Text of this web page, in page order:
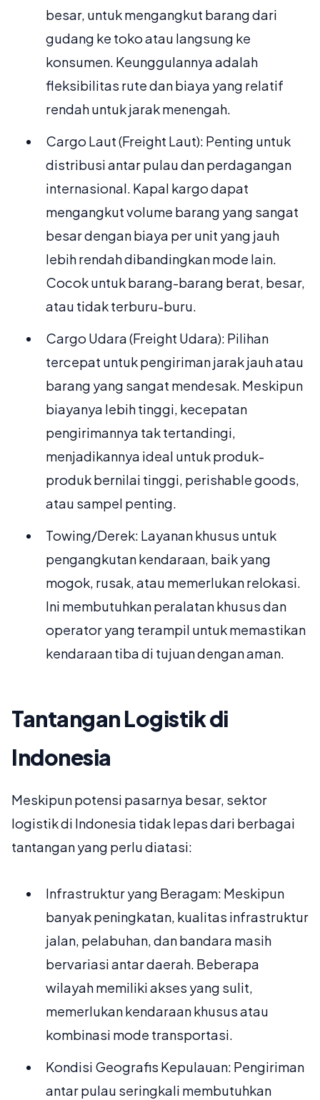
besar, untuk mengangkut barang dari
gudang ke toko atau langsung ke
konsumen. Keunggulannya adalah
fleksibilitas rute dan biaya yang relatif
rendah untuk jarak menengah.
Cargo Laut (Freight Laut): Penting untuk
distribusi antar pulau dan perdagangan
internasional. Kapal kargo dapat
mengangkut volume barang yang sangat
besar dengan biaya per unit yang jauh
lebih rendah dibandingkan mode lain.
Cocok untuk barang-barang berat, besar,
atau tidak terburu-buru.
Cargo Udara (Freight Udara): Pilihan
tercepat untuk pengiriman jarak jauh atau
barang yang sangat mendesak. Meskipun
biayanya lebih tinggi, kecepatan
pengirimannya tak tertandingi,
menjadikannya ideal untuk produk-
produk bernilai tinggi, perishable goods,
atau sampel penting.
Towing/Derek: Layanan khusus untuk
pengangkutan kendaraan, baik yang
mogok, rusak, atau memerlukan relokasi.
Ini membutuhkan peralatan khusus dan
operator yang terampil untuk memastikan
kendaraan tiba di tujuan dengan aman.
Tantangan Logistik di
Indonesia
Meskipun potensi pasarnya besar, sektor
logistik di Indonesia tidak lepas dari berbagai
tantangan yang perlu diatasi:
Infrastruktur yang Beragam: Meskipun
banyak peningkatan, kualitas infrastruktur
jalan, pelabuhan, dan bandara masih
bervariasi antar daerah. Beberapa
wilayah memiliki akses yang sulit,
memerlukan kendaraan khusus atau
kombinasi mode transportasi.
Kondisi Geografis Kepulauan: Pengiriman
antar pulau seringkali membutuhkan